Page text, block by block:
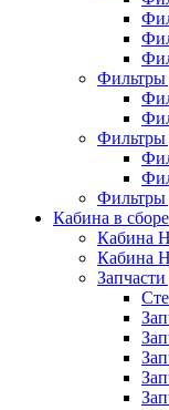
Фильтры
Фильтры
Фильтры
Кабина в сборе
Кабина
Кабина